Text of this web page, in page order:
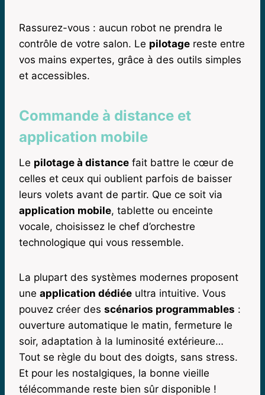
Rassurez-vous : aucun robot ne prendra le
contrôle de votre salon. Le pilotage reste entre
vos mains expertes, grâce à des outils simples
et accessibles.
Commande à distance et
application mobile
Le pilotage à distance fait battre le cœur de
celles et ceux qui oublient parfois de baisser
leurs volets avant de partir. Que ce soit via
application mobile, tablette ou enceinte
vocale, choisissez le chef d’orchestre
technologique qui vous ressemble.
La plupart des systèmes modernes proposent
une application dédiée ultra intuitive. Vous
pouvez créer des scénarios programmables :
ouverture automatique le matin, fermeture le
soir, adaptation à la luminosité extérieure…
Tout se règle du bout des doigts, sans stress.
Et pour les nostalgiques, la bonne vieille
télécommande reste bien sûr disponible !